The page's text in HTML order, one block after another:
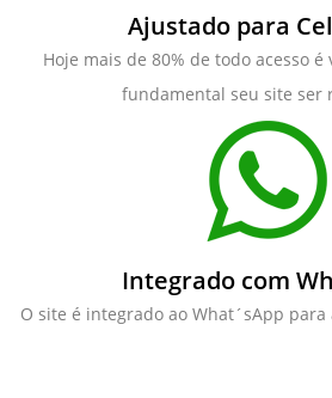
Ajustado para
Hoje mais de 80% de todo acesso
fundamental seu site ser
Integrado com
O site é integrado ao What´sApp